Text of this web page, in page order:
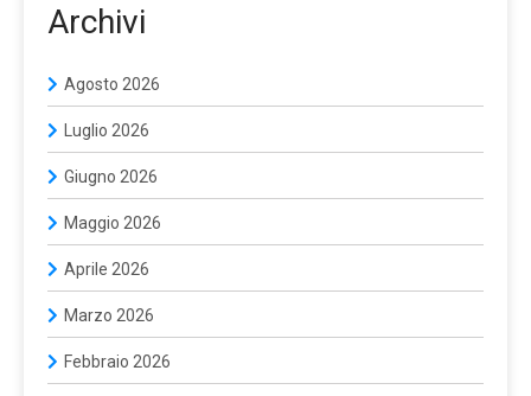
Archivi
Agosto 2026
Luglio 2026
Giugno 2026
Maggio 2026
Aprile 2026
Marzo 2026
Febbraio 2026